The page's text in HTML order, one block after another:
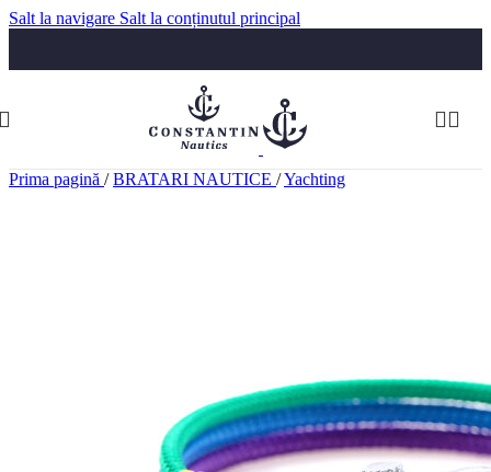
Salt la navigare Salt la conținutul principal
Luni-Vineri: 09:30-17:30
comenzi@constantinnautics.ro
Prima pagină / BRATARI NAUTICE /Yachting